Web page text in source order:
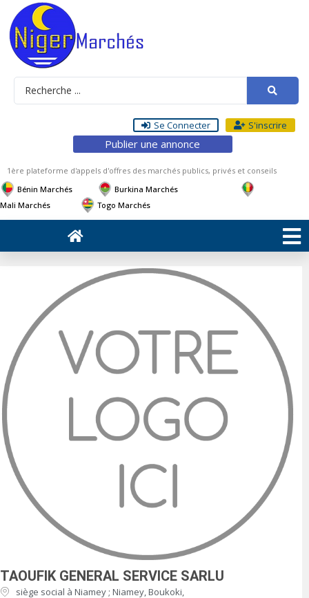
Se Connecter S'inscrire
Publier une annonce
1ère plateforme d'appels d'offres des marchés publics, privés et conseils
Bénin Marchés
Burkina Marchés
Mali Marchés
Togo Marchés
TAOUFIK GENERAL SERVICE SARLU
siège social à Niamey ; Niamey, Boukoki,